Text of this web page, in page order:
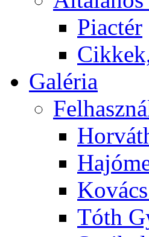
Piactér
Galéria
Tóth